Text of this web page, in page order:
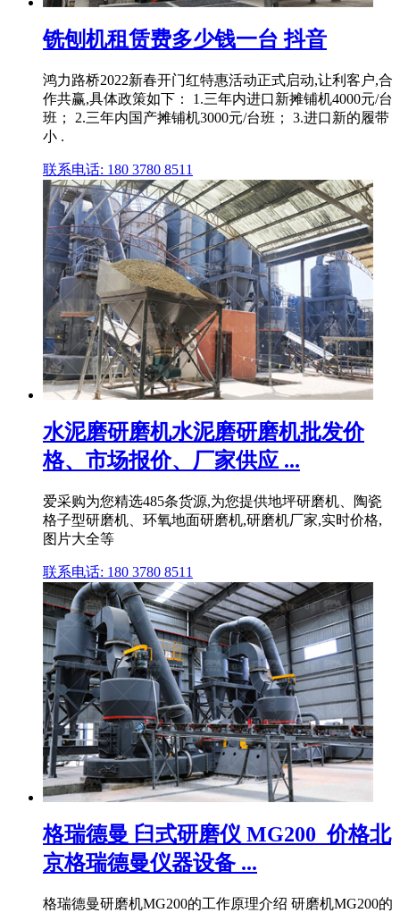
铣刨机租赁费多少钱一台 抖音
鸿力路桥2022新春开门红特惠活动正式启动,让利客户,合
作共赢,具体政策如下： 1.三年内进口新摊铺机4000元/台
班； 2.三年内国产摊铺机3000元/台班； 3.进口新的履带
小 .
联系电话: 180 3780 8511
水泥磨研磨机水泥磨研磨机批发价
格、市场报价、厂家供应 ...
爱采购为您精选485条货源,为您提供地坪研磨机、陶瓷
格子型研磨机、环氧地面研磨机,研磨机厂家,实时价格,
图片大全等
联系电话: 180 3780 8511
格瑞德曼 臼式研磨仪 MG200_价格北
京格瑞德曼仪器设备 ...
格瑞德曼研磨机MG200的工作原理介绍 研磨机MG200的